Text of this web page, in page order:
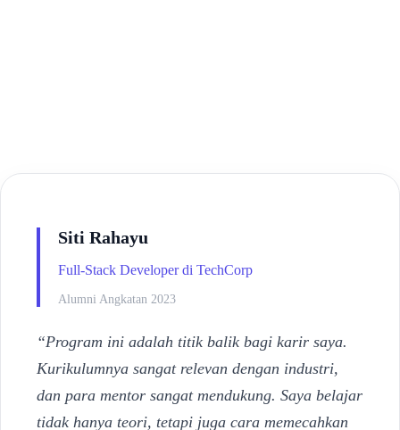
Siti Rahayu
Full-Stack Developer di TechCorp
Alumni Angkatan 2023
“Program ini adalah titik balik bagi karir saya.
Kurikulumnya sangat relevan dengan industri,
dan para mentor sangat mendukung. Saya belajar
tidak hanya teori, tetapi juga cara memecahkan